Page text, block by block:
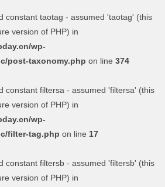
constant taotag - assumed 'taotag' (this
version of PHP) in
wp-
post-taxonomy.php on line 374
constant filtersa - assumed 'filtersa' (this
version of PHP) in
wp-
filter-tag.php on line 17
constant filtersb - assumed 'filtersb' (this
version of PHP) in